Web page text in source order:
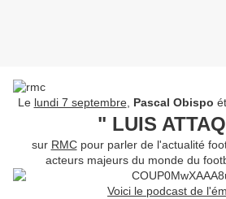
Le lundi 7 septembre, Pascal Obispo
" LUIS
sur RMCpour parler de l'actualité
acteurs majeurs du monde du
Voici le podcast de